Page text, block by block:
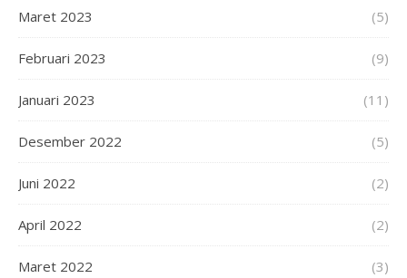
Maret 2023 (5)
Februari 2023 (9)
Januari 2023 (11)
Desember 2022 (5)
Juni 2022 (2)
April 2022 (2)
Maret 2022 (3)